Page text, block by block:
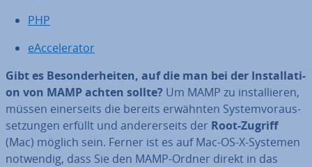
PHP
eAc­ce­le­ra­tor
Gibt es Be­son­der­hei­ten, auf die man bei der In­stal­la­ti­
on von MAMP achten sollte? Um MAMP zu in­stal­lie­ren,
müssen ei­ner­seits die bereits erwähnten Sys­tem­vor­aus­
set­zun­gen erfüllt und an­de­rer­seits der Root-Zugriff
(Mac) möglich sein. Ferner ist es auf Mac-OS-X-Systemen
notwendig, dass Sie den MAMP-Ordner direkt in das